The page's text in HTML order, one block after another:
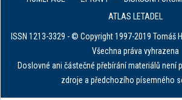
ATLAS LETADEL
ISSN 1213-3329 - © Copyright 1997-2019 Tomáš
Všechna práva vyhrazena
Doslovné ani částečné přebírání materiálů není
zdroje a předchozího písemného